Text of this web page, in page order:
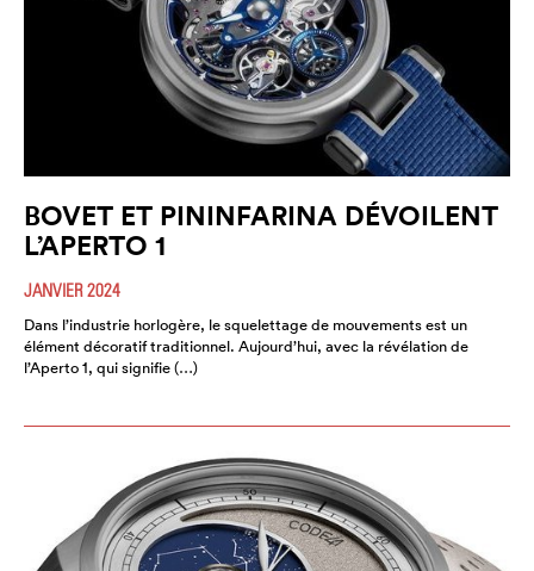
BOVET ET PININFARINA DÉVOILENT
L’APERTO 1
JANVIER 2024
Dans l’industrie horlogère, le squelettage de mouvements est un
élément décoratif traditionnel. Aujourd’hui, avec la révélation de
l’Aperto 1, qui signifie (…)